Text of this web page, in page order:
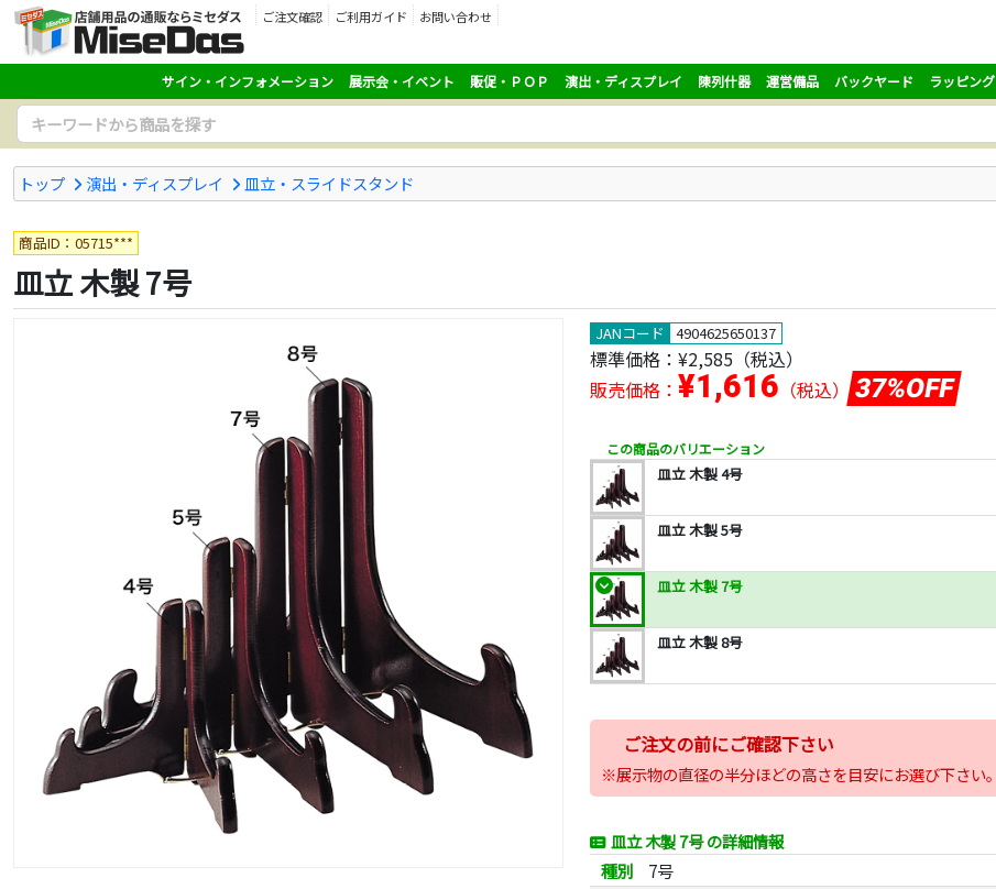
ご注文確認 ご利用ガイド
お問い合わせ
サイン・インフォメーション 展示会・イベント 販促・ＰＯＰ 演出・ディスプレイ 陳列什器 運営備品 バックヤード ラッピング
トップ 演出・ディスプレイ 皿立・スライドスタンド
商品ID：05715***
皿立 木製 7号
JANコード 4904625650137
標準価格： ¥2,585 （税込）
販売価格： ¥1,616 （税込） 37%OFF
この商品のバリエーション
皿立 木製 4号
皿立 木製 5号
皿立 木製 7号
皿立 木製 8号
ご注文の前にご確認下さい
※展示物の直径の半分ほどの高さを目安にお選び下さい。
皿立 木製 7号 の詳細情報
種別
7号